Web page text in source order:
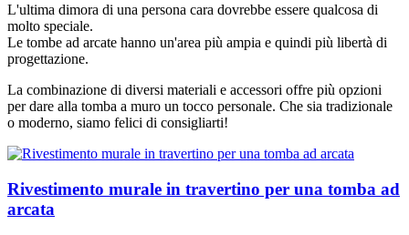
L'ultima dimora di una persona cara dovrebbe essere qualcosa di
molto speciale.
Le tombe ad arcate hanno un'area più ampia e quindi più libertà di
progettazione.
La combinazione di diversi materiali e accessori offre più opzioni
per dare alla tomba a muro un tocco personale. Che sia tradizionale
o moderno, siamo felici di consigliarti!
Rivestimento murale in travertino per una tomba ad
arcata